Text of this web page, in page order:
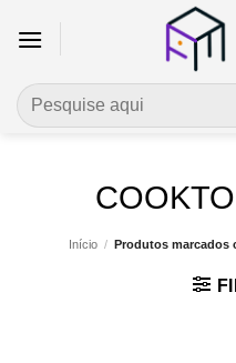
Pesquisar
por:
Início / Produtos marcados